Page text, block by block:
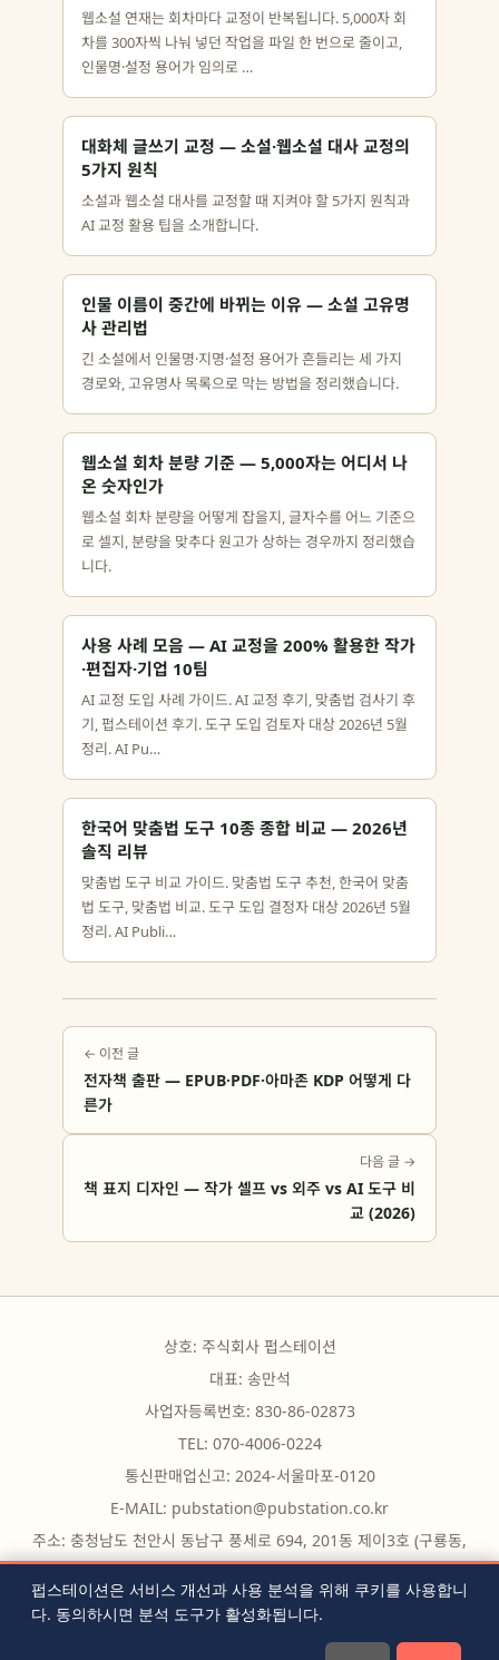
웹소설 연재는 회차마다 교정이 반복됩니다. 5,000자 회
차를 300자씩 나눠 넣던 작업을 파일 한 번으로 줄이고,
인물명·설정 용어가 임의로 …
대화체 글쓰기 교정 — 소설·웹소설 대사 교정의
5가지 원칙
소설과 웹소설 대사를 교정할 때 지켜야 할 5가지 원칙과
AI 교정 활용 팁을 소개합니다.
인물 이름이 중간에 바뀌는 이유 — 소설 고유명
사 관리법
긴 소설에서 인물명·지명·설정 용어가 흔들리는 세 가지
경로와, 고유명사 목록으로 막는 방법을 정리했습니다.
웹소설 회차 분량 기준 — 5,000자는 어디서 나
온 숫자인가
웹소설 회차 분량을 어떻게 잡을지, 글자수를 어느 기준으
로 셀지, 분량을 맞추다 원고가 상하는 경우까지 정리했습
니다.
사용 사례 모음 — AI 교정을 200% 활용한 작가
·편집자·기업 10팀
AI 교정 도입 사례 가이드. AI 교정 후기, 맞춤법 검사기 후
기, 펍스테이션 후기. 도구 도입 검토자 대상 2026년 5월
정리. AI Pu…
한국어 맞춤법 도구 10종 종합 비교 — 2026년
솔직 리뷰
맞춤법 도구 비교 가이드. 맞춤법 도구 추천, 한국어 맞춤
법 도구, 맞춤법 비교. 도구 도입 결정자 대상 2026년 5월
정리. AI Publi…
← 이전 글
전자책 출판 — EPUB·PDF·아마존 KDP 어떻게 다
른가
다음 글 →
책 표지 디자인 — 작가 셀프 vs 외주 vs AI 도구 비
교 (2026)
상호: 주식회사 펍스테이션
대표: 송만석
사업자등록번호: 830-86-02873
TEL: 070-4006-0224
통신판매업신고: 2024-서울마포-0120
E-MAIL: pubstation@pubstation.co.kr
주소: 충청남도 천안시 동남구 풍세로 694, 201동 제이3호 (구룡동,
구룡빌딩)
전체 글 목록 |
펍스테이션은 서비스 개선과 사용 분석을 위해 쿠키를 사용합니
다. 동의하시면 분석 도구가 활성화됩니다.